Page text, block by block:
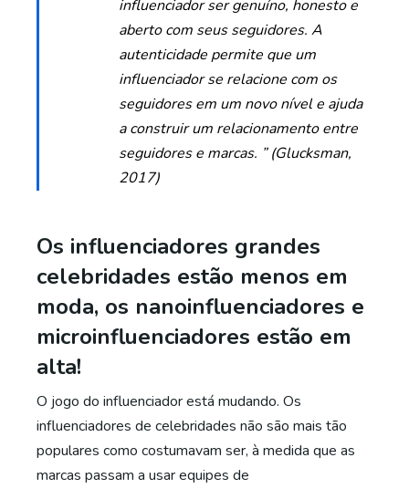
influenciador ser genuíno, honesto e
aberto com seus seguidores. A
autenticidade permite que um
influenciador se relacione com os
seguidores em um novo nível e ajuda
a construir um relacionamento entre
seguidores e marcas. ” (Glucksman,
2017)
Os influenciadores grandes
celebridades estão menos em
moda, os nanoinfluenciadores e
microinfluenciadores estão em
alta!
O jogo do influenciador está mudando. Os
influenciadores de celebridades não são mais tão
populares como costumavam ser, à medida que as
marcas passam a usar equipes de